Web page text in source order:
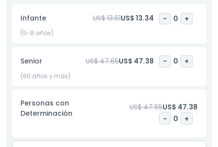
Infante US$ 13.61US$ 13.34 - 0 +
(5-8 años)
Senior US$ 47.65US$ 47.38 - 0 +
(60 años y más)
Personas con
Determinación
US$ 47.65US$ 47.38
-
0 +